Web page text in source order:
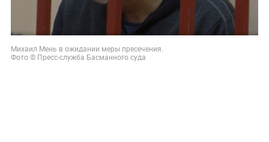
Михаил Мень в ожидании меры пресечения.
Фото © Пресс-служба Басманного суда